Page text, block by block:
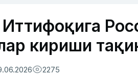
кириши
2275